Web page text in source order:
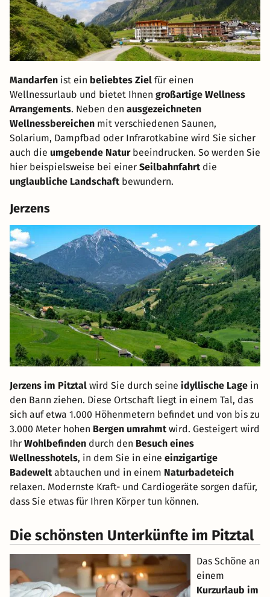
Mandarfen ist ein beliebtes Ziel für einen
Wellnessurlaub und bietet Ihnen großartige Wellness
Arrangements. Neben den ausgezeichneten
Wellnessbereichen mit verschiedenen Saunen,
Solarium, Dampfbad oder Infrarotkabine wird Sie sicher
auch die umgebende Naturbeeindrucken. So werden Sie
hier beispielsweise bei einer Seilbahnfahrtdie
unglaubliche Landschaftbewundern.
Jerzens
Jerzens im Pitztal wird Sie durch seine idyllische Lage in
den Bann ziehen. Diese Ortschaft liegt in einem Tal, das
sich auf etwa 1.000 Höhenmetern befindet und von bis zu
3.000 Meter hohen Bergen umrahmtwird. Gesteigert wird
Ihr Wohlbefinden durch den Besuch eines
Wellnesshotels, in dem Sie in eine einzigartige
Badeweltabtauchen und in einem Naturbadeteich
relaxen. Modernste Kraft- und Cardiogeräte sorgen dafür,
dass Sie etwas für Ihren Körper tun können.
Die schönsten Unterkünfte im Pitztal
Das Schöne an
einem
Kurzurlaub im